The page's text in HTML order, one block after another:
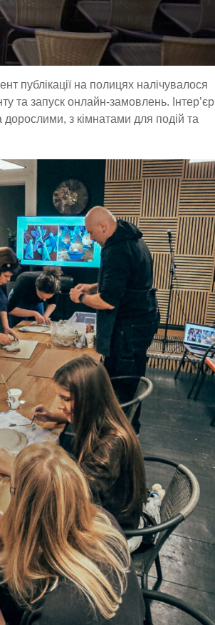
публікації на полицях налічувалося
та запуск онлайн-замовлень. Інтер’єр
дорослими, з кімнатами для подій та